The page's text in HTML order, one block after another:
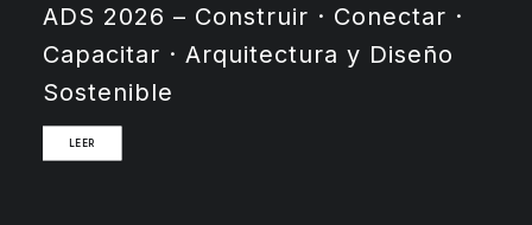
ADS 2026 – Construir · Conectar ·
Capacitar · Arquitectura y Diseño
Sostenible
LEER